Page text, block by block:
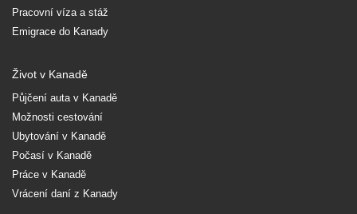
Pracovní víza a stáž
Emigrace do Kanady
Život v Kanadě
Půjčení auta v Kanadě
Možnosti cestování
Ubytování v Kanadě
Počasí v Kanadě
Práce v Kanadě
Vrácení daní z Kanady